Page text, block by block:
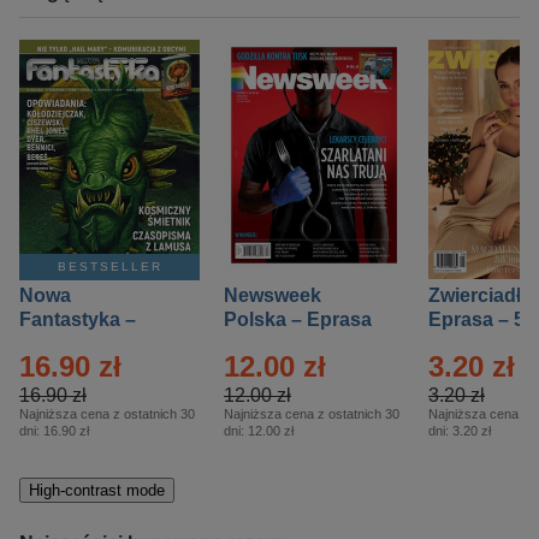
BESTSELLER
Nowa
Fantastyka –
16.90 zł
16.90 zł
Najniższa cena z ostatnich 30
dni: 16.90 zł
Newsweek
Polska – Eprasa
12.00 zł
12.00 zł
Najniższa cena z ostatnich 30
dni: 12.00 zł
Zwierciadło
Eprasa – 5/
3.20 zł
3.20 zł
Najniższa cena z
dni: 3.20 zł
High-contrast mode